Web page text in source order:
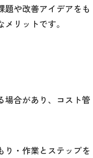
や改善アイデアをも
リットです。
合があり、コスト管
・作業とステップを